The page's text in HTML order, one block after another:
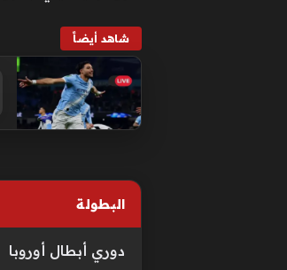
شاهد أيضاً
البطولة
دوري أبطال أوروبا